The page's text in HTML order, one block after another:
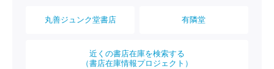
丸善ジュンク堂書店 有隣堂
近くの書店在庫を検索する
（書店在庫情報プロジェクト）